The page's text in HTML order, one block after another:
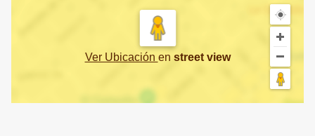
Ver Ubicación en street view